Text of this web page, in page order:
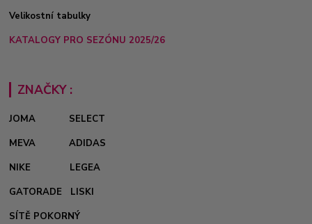
Velikostní tabulky
KATALOGY PRO SEZÓNU 2025/26
ZNAČKY :
JOMA
SELECT
MEVA
ADIDAS
NIKE
LEGEA
GATORADE
LISKI
SÍTĚ POKORNÝ